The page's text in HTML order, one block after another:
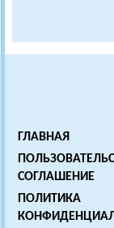
ГЛАВНАЯ
СОГЛАШЕНИЕ
ПОЛИТИКА